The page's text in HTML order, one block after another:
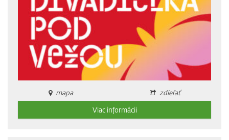
mapa
zdieľať
Viac informácii